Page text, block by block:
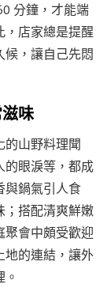
分鐘，才能端
，店家總是提醒
候，讓自己先悶
味
的山野料理聞
的眼淚等，都成
與鍋氣引人食
；搭配清爽鮮嫩
聚會中頗受歡迎
地的連結，讓外